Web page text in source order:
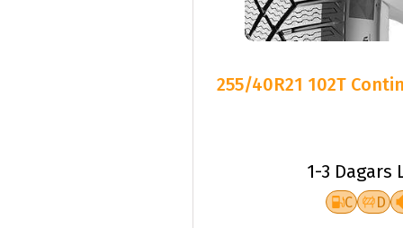
255/40R21 102T
C D
Fr.